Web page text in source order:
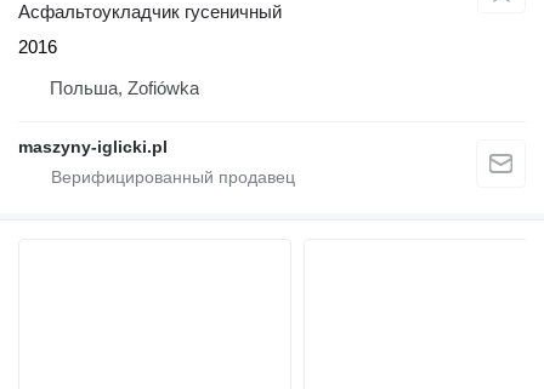
Асфальтоукладчик гусеничный
2016
Польша, Zofiówka
maszyny-iglicki.pl